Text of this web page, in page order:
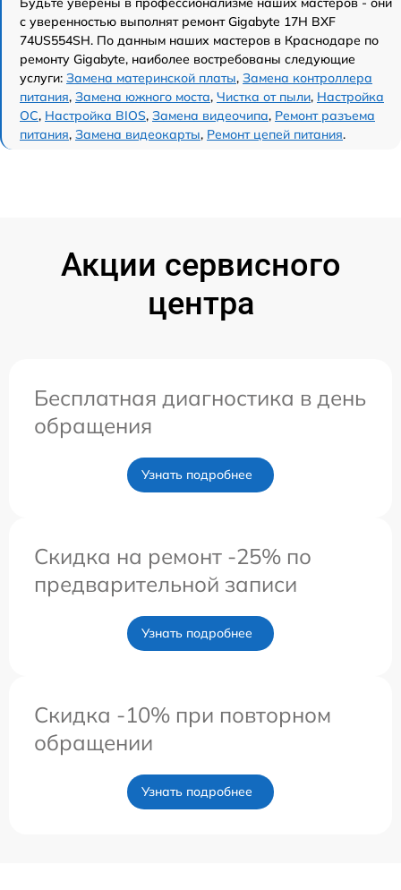
с уверенностью выполнят ремонт Gigabyte 17H BXF
74US554SH. По данным наших мастеров в Краснодаре по
ремонту Gigabyte, наиболее востребованы следующие
услуги: Замена материнской платы, Замена контроллера
питания, Замена южного моста, Чистка от пыли, Настройка
ОС, Настройка BIOS, Замена видеочипа, Ремонт разъема
питания, Замена видеокарты, Ремонт цепей питания.
Акции сервисного
центра
Бесплатная диагностика в день
обращения
Узнать подробнее
Скидка на ремонт -25% по
предварительной записи
Узнать подробнее
Скидка -10% при повторном
обращении
Узнать подробнее